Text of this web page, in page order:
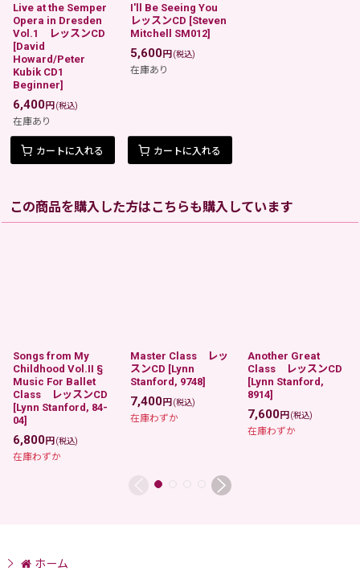
Live at the Semper
Opera in Dresden
Vol.1 レッスンCD
[David
Howard/Peter
Kubik CD1
Beginner]
6,400円(税込)
在庫あり
カートに入れる
I'll Be Seeing You
レッスンCD [Steven
Mitchell SM012]
5,600円(税込)
在庫あり
カートに入れる
この商品を購入した方はこちらも購入しています
Songs from My
Childhood Vol.II §
Music For Ballet
Class レッスンCD
[Lynn Stanford, 84-
04]
6,800円(税込)
在庫わずか
Master Class レッ
スンCD [Lynn
Stanford, 9748]
7,400円(税込)
在庫わずか
Another Great
Class レッスンCD
[Lynn Stanford,
8914]
7,600円(税込)
在庫わずか
ホーム